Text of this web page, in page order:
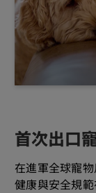
首次出口
在進軍全球寵
健康與安全規